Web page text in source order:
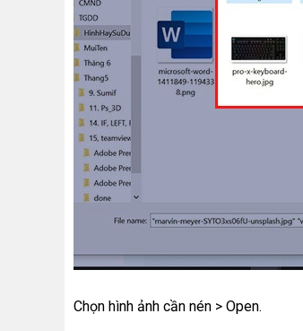
Chọn hình ảnh cần nén > Open.